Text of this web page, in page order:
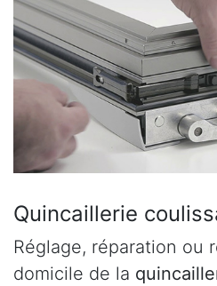
Quincaillerie
Réglage, réparation ou
domicile de la